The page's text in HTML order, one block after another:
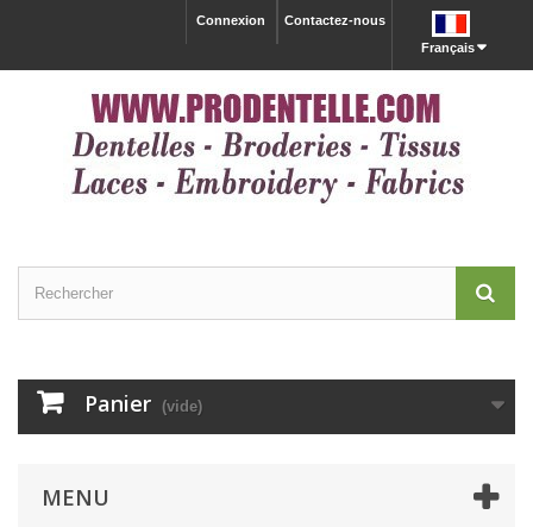
Français
Contactez-nous
Connexion
Panier (vide)
MENU